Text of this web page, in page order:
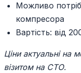
Можливо
компресора
Вартість: від
Ціни актуальні на
візитом на СТО.